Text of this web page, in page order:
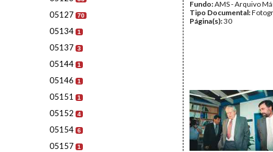
05127 70
05134 1
05137 3
05144 1
05146 1
05151 1
05152 4
05154 6
05157 1
Fundo:AMS - Arquivo
Tipo Documental:
Página(s):30